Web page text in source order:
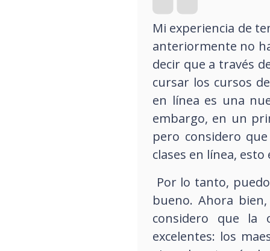
Mi experiencia de
anteriormente no
decir que a través
cursar los cursos
en línea es una
embargo, en un
pero considero
clases en línea,
Por lo tanto,
bueno. Ahora
considero que la
excelentes: los